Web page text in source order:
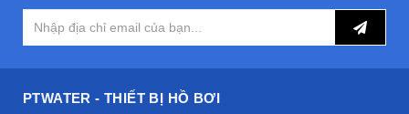
PTWATER - THIẾT BỊ HỒ BƠI